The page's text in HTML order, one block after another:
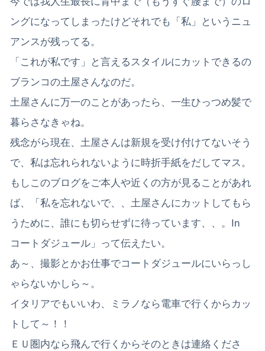
ングになってしまったけどそれでも「私」というニュ
アンスが残ってる。
「これが私です」と言えるスタイルにカットできるの
ブランコの土屋さんなのだ。
土屋さんに万一のことがあったら、一生ひっつめ髪で
暮らさなきゃね。
残念がら現在、土屋さんは新規を受け付けてないそう
で、私は忘れられないように時折手紙をだしてマス。
もしこのブログをご本人や近くの方が見ることがあれ
ば、「私を忘れないで、、土屋さんにカットしてもら
うために、誰にも切らせずに待っています、、。In
コートダジュール」って伝えたい。
あ～、撮影とかお仕事でコートダジュールにいらっし
ゃらないかしら～。
イタリアでもいいわ、ミラノなら電車で行くからカッ
トして～！！
ＥＵ圏内なら飛んで行くからそのときは連絡くださ